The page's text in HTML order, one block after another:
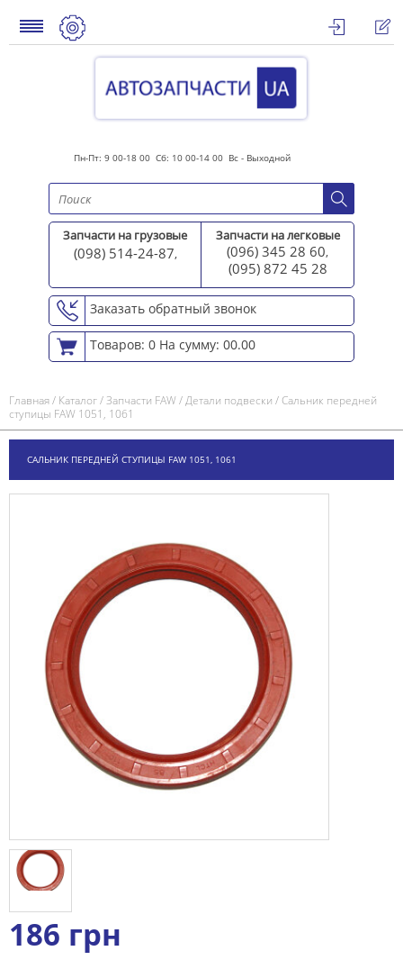
Пн-Пт: 9 00-18 00 Сб: 10 00-14 00 Вс - Выходной
Запчасти на грузовые
(098) 514-24-87,
Запчасти на легковые
(096) 345 28 60,
(095) 872 45 28
Заказать обратный звонок
Товаров: 0 На сумму: 00.00
Главная/ Каталог/Запчасти FAW/Детали подвески /Сальник передней
ступицы FAW 1051, 1061
САЛЬНИК ПЕРЕДНЕЙ СТУПИЦЫ FAW 1051, 1061
186 грн